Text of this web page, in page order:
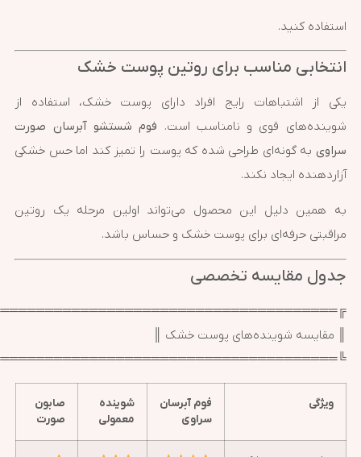
استفاده کنید.
انتخابی مناسب برای روتین پوست خشک
یکی از اشتباهات رایج افراد دارای پوست خشک، استفاده از
شوینده‌های قوی و نامناسب است. فوم شستشو آبرسان صورت
سراوی به گونه‌ای طراحی شده که پوست را تمیز کند اما حس خشکی
آزاردهنده ایجاد نکند.
به همین دلیل این محصول می‌تواند اولین مرحله یک روتین
مراقبتی حرفه‌ای برای پوست خشک و حساس باشد.
جدول مقایسه تخصصی
║ مقایسه شوینده‌های پوست خشک ║
ویژگی
فوم آبرسان
سراوی
شوینده
معمولی
صابون
صورت